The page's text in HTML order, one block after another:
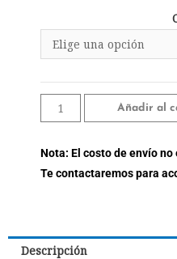
Añadir al
Nota: El costo de envío
Te contactaremos para
Descripción